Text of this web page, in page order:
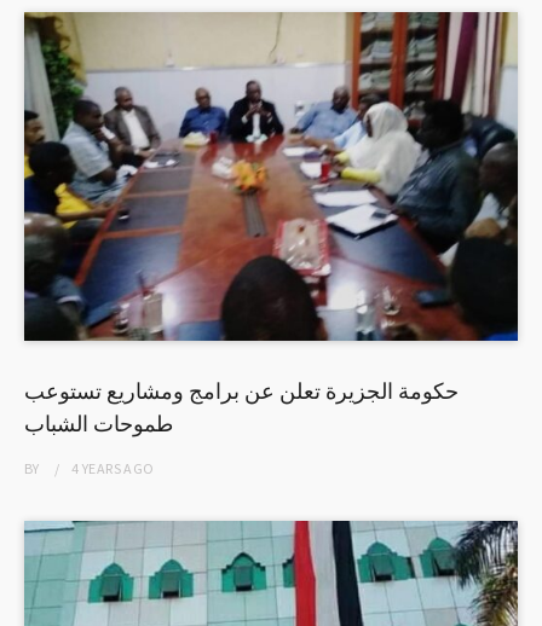
حكومة الجزيرة تعلن عن برامج ومشاريع تستوعب
طموحات الشباب
BY 4 YEARSAGO